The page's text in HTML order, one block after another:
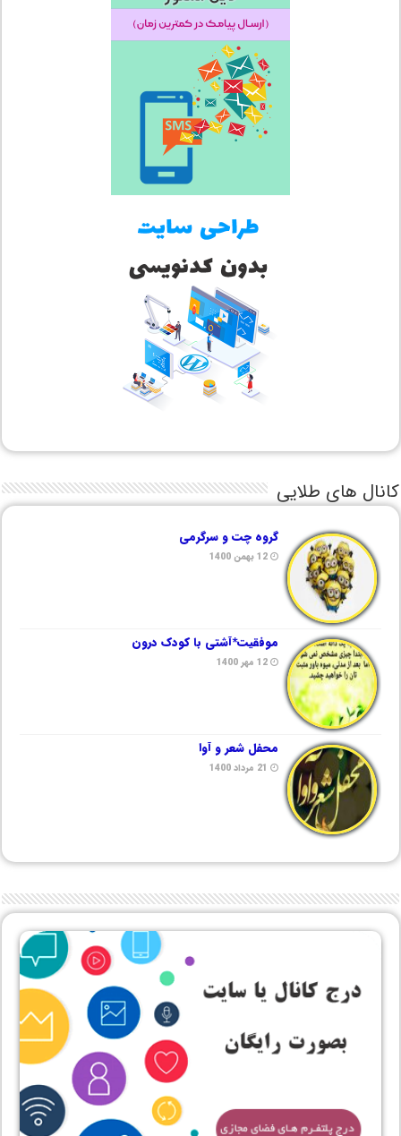
کانال های طلایی
گروه چت و سرگرمی
12 بهمن 1400
موفقیت*آشتی با کودک درون
12 مهر 1400
محفل شعر و آوا
21 مرداد 1400